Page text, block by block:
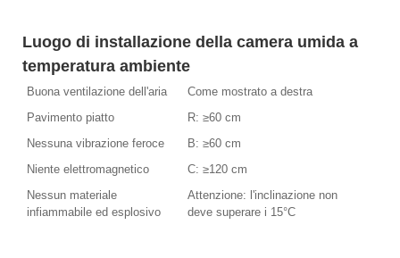
Luogo di installazione della camera umida a
temperatura ambiente
Buona ventilazione dell'aria
Come mostrato a destra
Pavimento piatto
R: ≥60 cm
Nessuna vibrazione feroce
B: ≥60 cm
Niente elettromagnetico
C: ≥120 cm
Nessun materiale
infiammabile ed esplosivo
Attenzione: l'inclinazione non
deve superare i 15°C